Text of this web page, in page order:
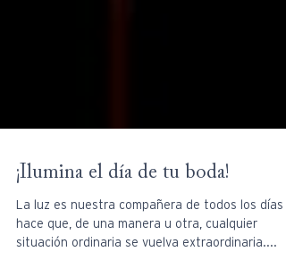
¡Ilumina el día de tu boda!